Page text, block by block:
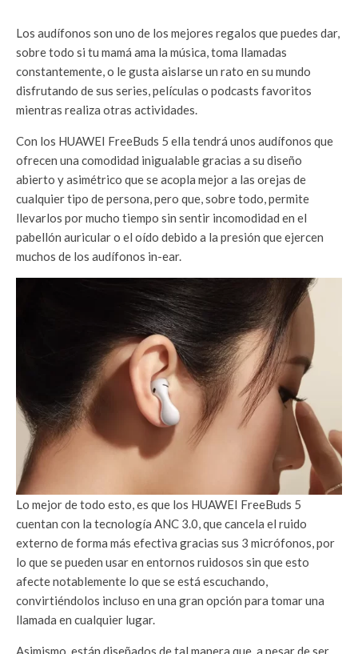
Los audífonos son uno de los mejores regalos que puedes dar,
sobre todo si tu mamá ama la música, toma llamadas
constantemente, o le gusta aislarse un rato en su mundo
disfrutando de sus series, películas o podcasts favoritos
mientras realiza otras actividades.
Con los HUAWEI FreeBuds 5 ella tendrá unos audífonos que
ofrecen una comodidad inigualable gracias a su diseño
abierto y asimétrico que se acopla mejor a las orejas de
cualquier tipo de persona, pero que, sobre todo, permite
llevarlos por mucho tiempo sin sentir incomodidad en el
pabellón auricular o el oído debido a la presión que ejercen
muchos de los audífonos in-ear.
Lo mejor de todo esto, es que los HUAWEI FreeBuds 5
cuentan con la tecnología ANC 3.0, que cancela el ruido
externo de forma más efectiva gracias sus 3 micrófonos, por
lo que se pueden usar en entornos ruidosos sin que esto
afecte notablemente lo que se está escuchando,
convirtiéndolos incluso en una gran opción para tomar una
llamada en cualquier lugar.
Asimismo, están diseñados de tal manera que, a pesar de ser